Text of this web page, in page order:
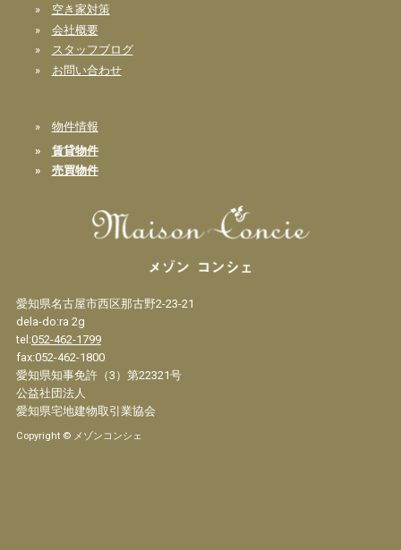
» 空き家対策
» 会社概要
» スタッフブログ
» お問い合わせ
» 物件情報
» 賃貸物件
» 売買物件
愛知県名古屋市西区那古野2-23-21
dela-do:ra 2g
tel:052-462-1799
fax:052-462-1800
愛知県知事免許（3）第22321号
公益社団法人
愛知県宅地建物取引業協会
Copyright © メゾンコンシェ